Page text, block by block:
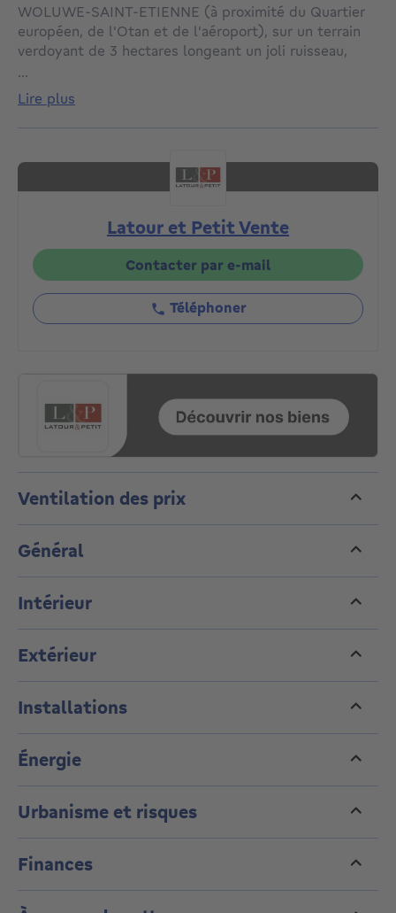
WOLUWE-SAINT-ETIENNE (à proximité du Quartier
européen, de l'Otan et de l'aéroport), sur un terrain
verdoyant de 3 hectares longeant un joli ruisseau,
m² avec grande TERRASSE en coin et accès au
JARDIN COMMUN SECURISE. Situé au 3e étage, il se
compose d'un hall d'entrée avec espace vestiaire et
cuisine ouverte super-équipée avec îlot central et une
buanderie. Une chambre parentale donnant sur la
attenante. Trois autres chambres et une salle de
douche (lavabo, douche). L'immeuble est conçu dans
une démarche écologique et durable (GEOTHERMIE,
pompes à chaleur, panneaux solaires, récupération des
eaux usées,...). Les matériaux de construction de
qualité utilisés assurent également un niveau de
centres sportifs, UCL…). PEB : A. Cave et parking en
supplément. Vente du terrain sous droits
d'enregistrement (12%) et des constructions sous
régime TVA (21%). A découvrir chez L&P !
...
lire plus
Latour et Petit Vente
Contacter par e-mail
Téléphoner
Ventilation des prix
Général
Intérieur
Extérieur
Installations
Énergie
Urbanisme et risques
Finances